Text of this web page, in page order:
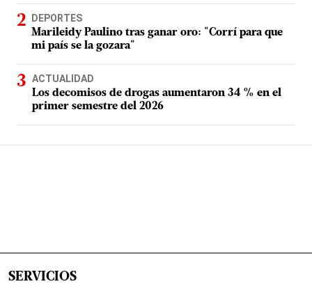
DEPORTES
Marileidy Paulino tras ganar oro: "Corrí para que
mi país se la gozara"
ACTUALIDAD
Los decomisos de drogas aumentaron 34 % en el
primer semestre del 2026
SERVICIOS